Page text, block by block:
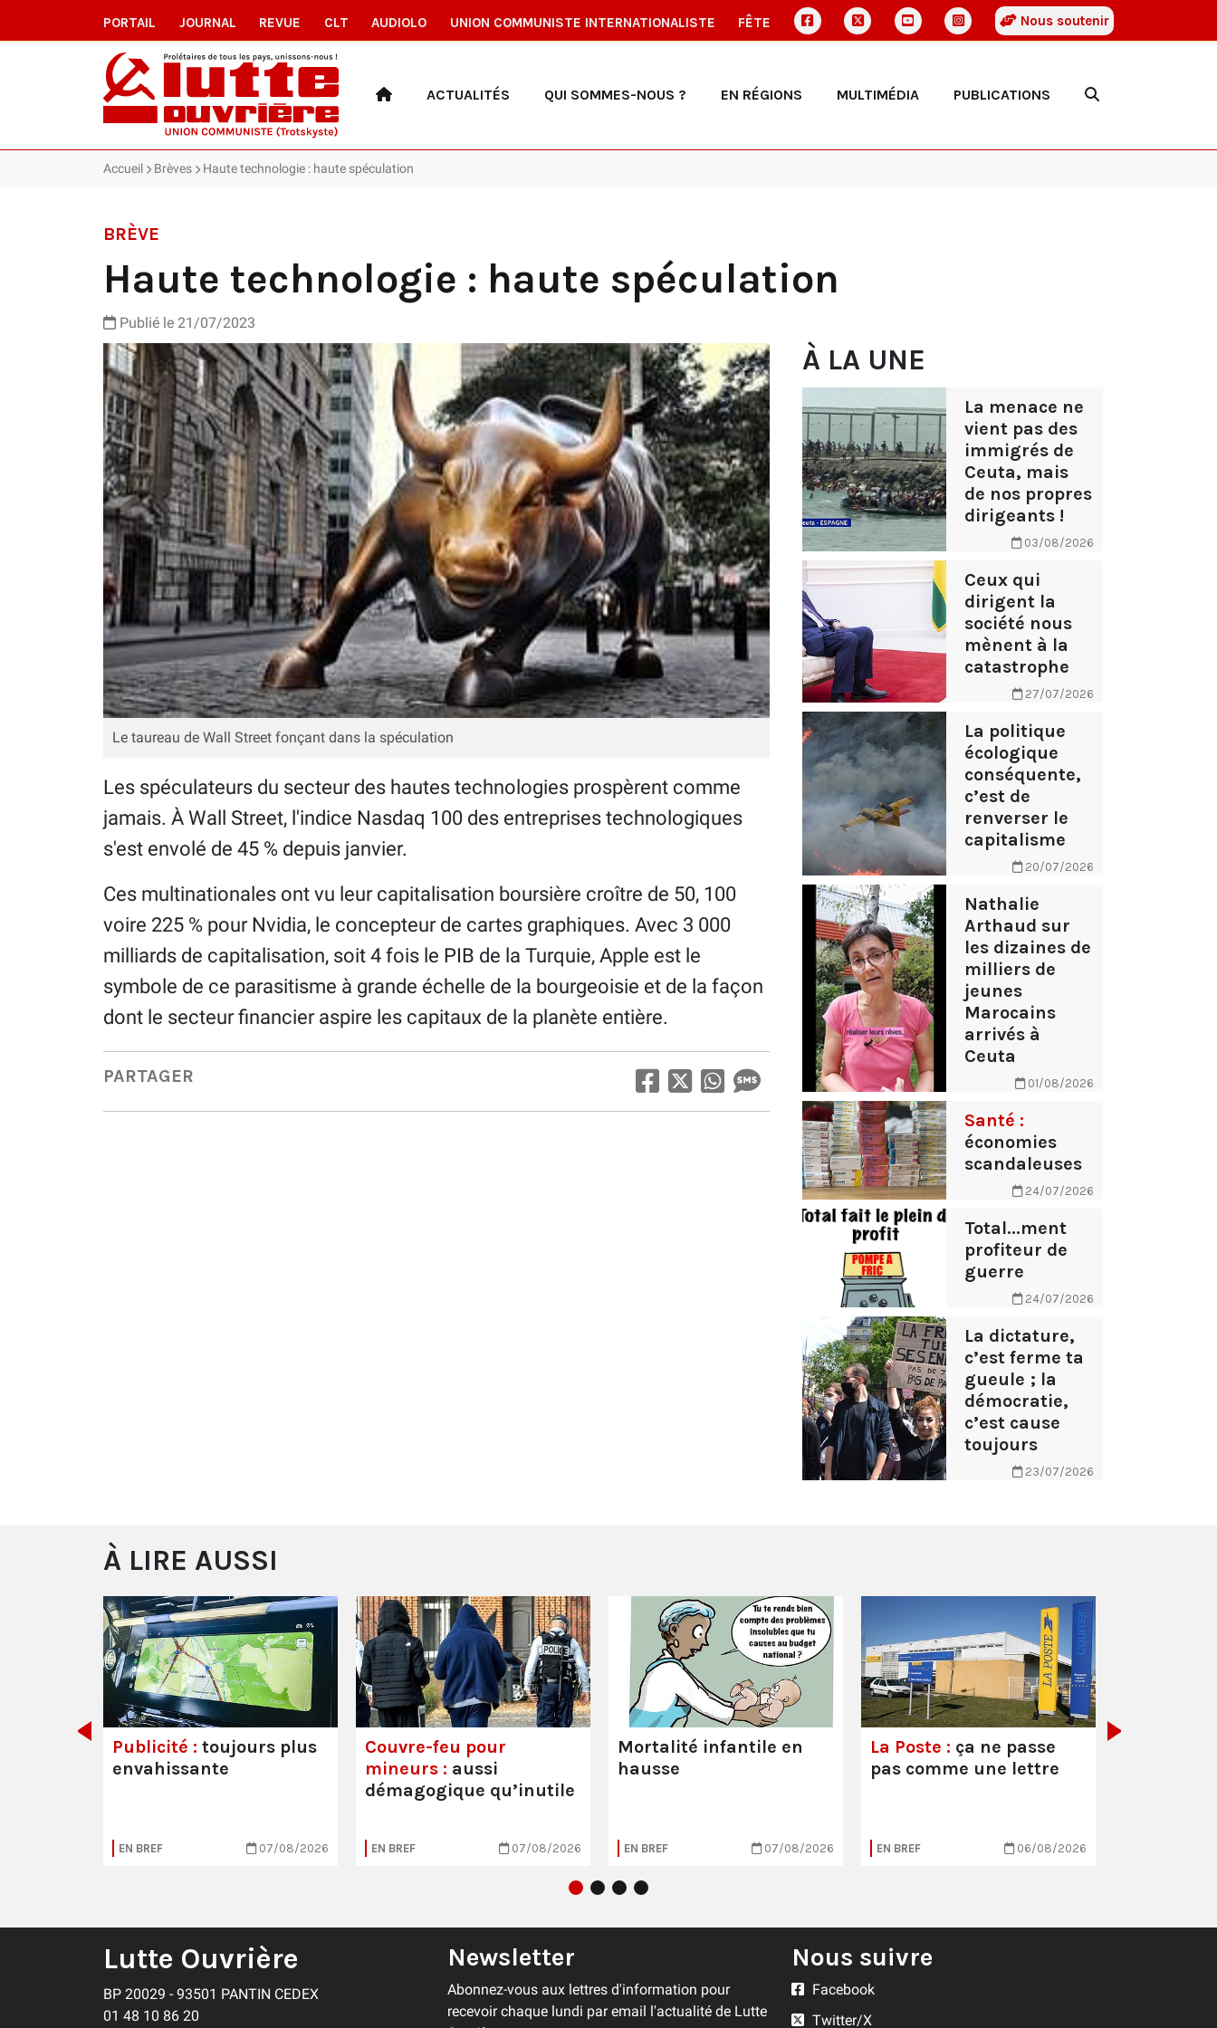
PORTAIL JOURNAL REVUE CLT AUDIOLO UNION COMMUNISTE INTERNATIONALISTE FÊTE Nous soutenir
ACTUALITÉS QUI SOMMES-NOUS ? EN RÉGIONS MULTIMÉDIA PUBLICATIONS
Accueil Brèves Haute technologie : haute spéculation
BRÈVE
Haute technologie : haute spéculation
Publié le 21/07/2023
Le taureau de Wall Street fonçant dans la spéculation
Les spéculateurs du secteur des hautes technologies prospèrent comme
jamais. À Wall Street, l'indice Nasdaq 100 des entreprises technologiques
s'est envolé de 45 % depuis janvier.
Ces multinationales ont vu leur capitalisation boursière croître de 50, 100
voire 225 % pour Nvidia, le concepteur de cartes graphiques. Avec 3 000
milliards de capitalisation, soit 4 fois le PIB de la Turquie, Apple est le
symbole de ce parasitisme à grande échelle de la bourgeoisie et de la façon
dont le secteur financier aspire les capitaux de la planète entière.
PARTAGER
À LA UNE
La menace ne
vient pas des
immigrés de
Ceuta, mais
de nos propres
dirigeants !
03/08/2026
Ceux qui
dirigent la
société nous
mènent à la
catastrophe
27/07/2026
La politique
écologique
conséquente,
c’est de
renverser le
capitalisme
20/07/2026
Nathalie
Arthaud sur
les dizaines de
milliers de
jeunes
Marocains
arrivés à
Ceuta
01/08/2026
Santé :
économies
scandaleuses
24/07/2026
Total...ment
profiteur de
guerre
24/07/2026
La dictature,
c’est ferme ta
gueule ; la
démocratie,
c’est cause
toujours
23/07/2026
À LIRE AUSSI
Publicité : toujours plus
envahissante
EN BREF 07/08/2026
Couvre-feu pour
mineurs : aussi
démagogique qu’inutile
EN BREF 07/08/2026
Mortalité infantile en
hausse
EN BREF 07/08/2026
La Poste : ça ne passe
pas comme une lettre
EN BREF 06/08/2026
Lutte Ouvrière
BP 20029 - 93501 PANTIN CEDEX
01 48 10 86 20
Newsletter
Abonnez-vous aux lettres d'information pour
recevoir chaque lundi par email l'actualité de Lutte
Nous suivre
Facebook
Twitter/X